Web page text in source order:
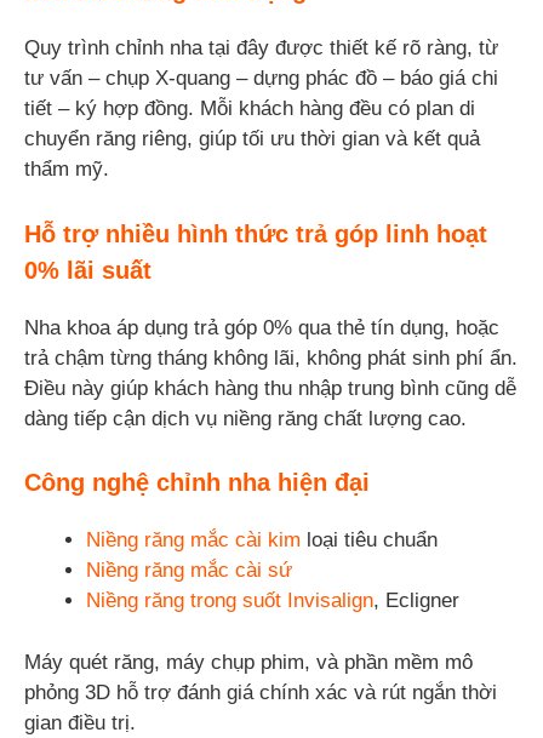
Quy trình chỉnh nha tại đây được thiết kế rõ ràng, từ
tư vấn – chụp X-quang – dựng phác đồ – báo giá chi
tiết – ký hợp đồng. Mỗi khách hàng đều có plan di
chuyển răng riêng, giúp tối ưu thời gian và kết quả
thẩm mỹ.
Hỗ trợ nhiều hình thức trả góp linh hoạt
0% lãi suất
Nha khoa áp dụng trả góp 0% qua thẻ tín dụng, hoặc
trả chậm từng tháng không lãi, không phát sinh phí ẩn.
Điều này giúp khách hàng thu nhập trung bình cũng dễ
dàng tiếp cận dịch vụ niềng răng chất lượng cao.
Công nghệ chỉnh nha hiện đại
Niềng răng mắc cài kim loại tiêu chuẩn
Niềng răng mắc cài sứ
Niềng răng trong suốt Invisalign, Ecligner
Máy quét răng, máy chụp phim, và phần mềm mô
phỏng 3D hỗ trợ đánh giá chính xác và rút ngắn thời
gian điều trị.